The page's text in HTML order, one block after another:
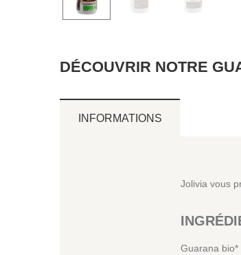
DÉCOUVRIR NOTRE
INFORMATIONS
Jolivia vous
Guarana bio*